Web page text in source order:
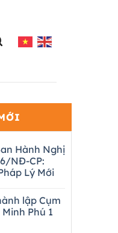
Hành Nghị
NĐ-CP:
Lý Mới
lập Cụm
Phú 1